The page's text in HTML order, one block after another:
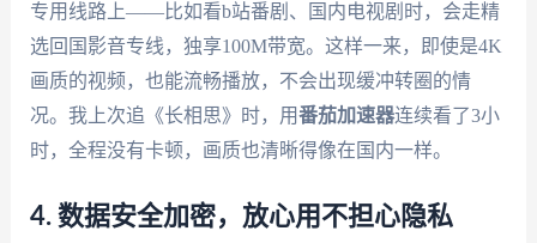
专用线路上——比如看b站番剧、国内电视剧时，会走精
选回国影音专线，独享100M带宽。这样一来，即使是4K
画质的视频，也能流畅播放，不会出现缓冲转圈的情
况。我上次追《长相思》时，用番茄加速器连续看了3小
时，全程没有卡顿，画质也清晰得像在国内一样。
4. 数据安全加密，放心用不担心隐私